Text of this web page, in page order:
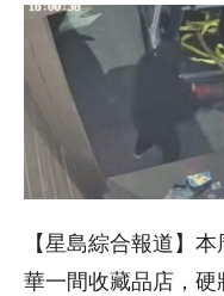
【星島綜合報道】
華一間收藏品店，